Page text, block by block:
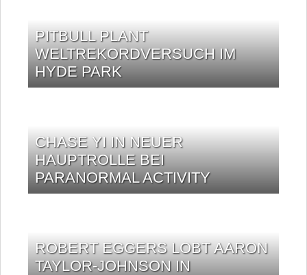
PITBULL PLANT
WELTREKORDVERSUCH IM
HYDE PARK
CHASE YI IN NEUER
HAUPTROLLE BEI
PARANORMAL ACTIVITY
ROBERT EGGERS LOBT AARON
TAYLOR-JOHNSON IN